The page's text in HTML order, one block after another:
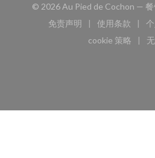
© 2026 Au Pied de Cochon —
免责声明
((在新窗口中打开))
使用条款
((在新窗
cookie 策略
((在新窗